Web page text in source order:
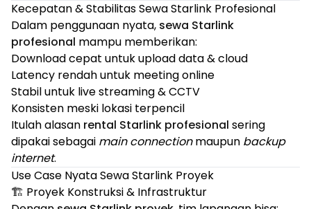
Kecepatan & Stabilitas Sewa Starlink Profesional
Dalam penggunaan nyata, sewa Starlink
profesional mampu memberikan:
Download cepat untuk upload data & cloud
Latency rendah untuk meeting online
Stabil untuk live streaming & CCTV
Konsisten meski lokasi terpencil
Itulah alasan rental Starlink profesional sering
dipakai sebagai main connectionmaupun backup
internet.
Use Case Nyata Sewa Starlink Proyek
🏗️ Proyek Konstruksi & Infrastruktur